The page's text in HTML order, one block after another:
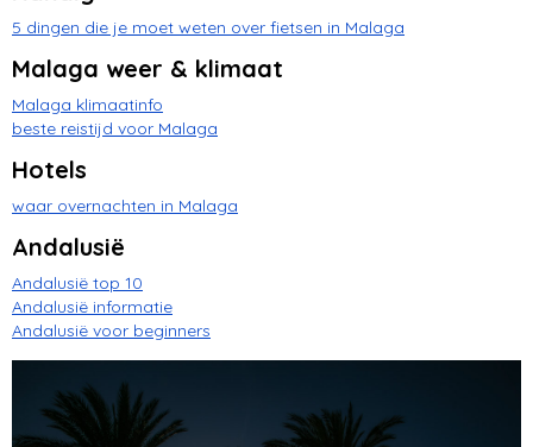
5 dingen die je moet weten over fietsen in Malaga
Malaga weer & klimaat
Malaga klimaatinfo
beste reistijd voor Malaga
Hotels
waar overnachten in Malaga
Andalusië
Andalusië top 10
Andalusië informatie
Andalusië voor beginners